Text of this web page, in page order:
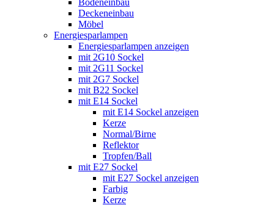
Deckeneinbau
Möbel
Energiesparlampen
Energiesparlampen anzeigen
mit 2G10 Sockel
mit 2G11 Sockel
mit 2G7 Sockel
mit B22 Sockel
mit E14 Sockel
mit E14 Sockel anzeigen
Kerze
Normal/Birne
Reflektor
Tropfen/Ball
mit E27 Sockel
mit E27 Sockel anzeigen
Farbig
Kerze